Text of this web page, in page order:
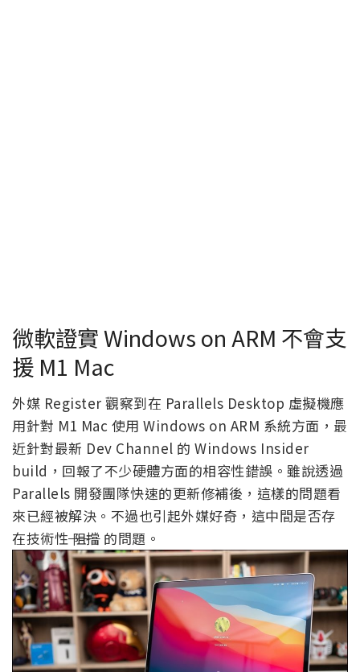
微軟證實 Windows on ARM 不會支
援 M1 Mac
外媒 Register 觀察到在 Parallels Desktop 虛擬機應
用針對 M1 Mac 使用 Windows on ARM 系統方面，最
近針對最新 Dev Channel 的 Windows Insider
build，回報了不少硬體方面的相容性錯誤。雖說透過
Parallels 開發團隊快速的更新修補後，這樣的問題看
來已經被解決。不過也引起外媒好奇，這中間是否存
在技術性阻擋的問題。